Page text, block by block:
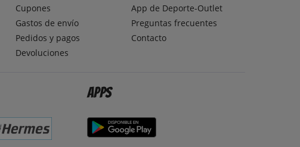
Cupones
Gastos de envío
Pedidos y pagos
Devoluciones
App de Deporte-Outlet
Preguntas frecuentes
Contacto
Apps